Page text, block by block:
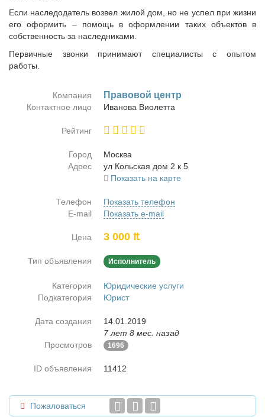
Если наследодатель возвел жилой дом, но не успел при жизни
его оформить – помощь в оформлении таких объектов в
собственность за наследниками.
Первичные звонки принимают специалисты с опытом
работы.
Компания Пра­во­вой центр
Контактное лицо Ива­но­ва Ви­о­лет­та
Рейтинг
Город
Москва
Адрес
ул Коль­ская дом 2 к 5
Показать на карте
Телефон
Показать телефон
E-mail
Показать e-mail
Цена 3 000 ₶
Тип объявления Исполнитель
Категория
Юридические услуги
Подкатегория
Юрист
Дата создания
14.01.2019
7 лет 8 мес. назад
Просмотров
1696
ID объявления 11412
Пожаловаться